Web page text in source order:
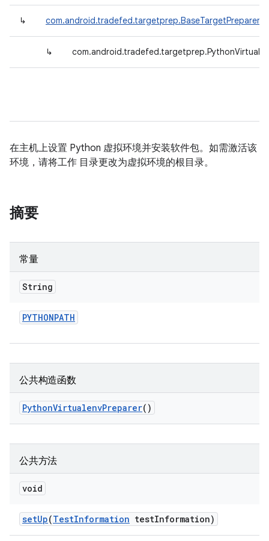
↳ com.android.tradefed.targetprep.BaseTargetPreparer
↳
在主机上设置 Python 虚拟环境并安装软件包。如需激活该
环境，请将工作 目录更改为虚拟环境的根目录。
摘要
常量
String
PYTHONPATH
公共构造函数
PythonVirtualenvPreparer()
公共方法
void
setUp(TestInformation testInformation)